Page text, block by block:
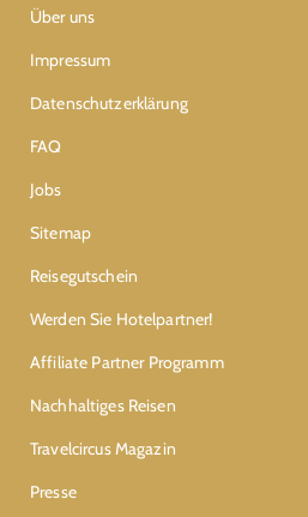
Über uns
Impressum
Datenschutzerklärung
FAQ
Jobs
Sitemap
Reisegutschein
Werden Sie Hotelpartner!
Affiliate Partner Programm
Nachhaltiges Reisen
Travelcircus Magazin
Presse